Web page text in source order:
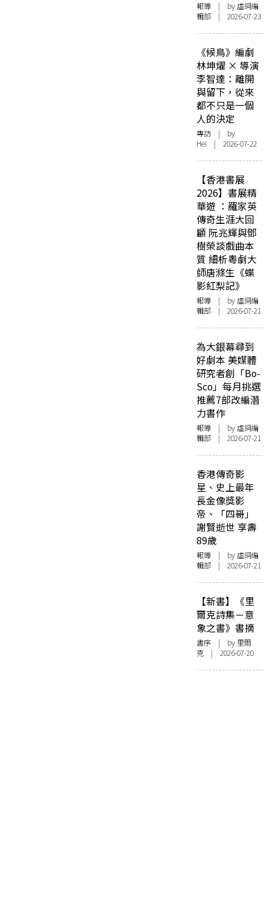
報導 | by 虛詞編
輯部 | 2026-07-23
《候鳥》編劇
林坤燿 × 導演
李智達：離開
與留下，從來
都不只是一個
人的決定
專訪 | by
Hei | 2026-07-22
【香港書展
2026】書展精
華遊 ：羅家英
傳奇生涯大回
顧 阮兆輝與鄧
樹榮談戲曲本
質 細析粵劇大
師唐滌生《蝶
影紅梨記》
報導 | by 虛詞編
輯部 | 2026-07-21
為大銀幕尋到
好劇本 美媒體
研究者創「Bo-
Sco」每月挑選
推薦7部改編潛
力書作
報導 | by 虛詞編
輯部 | 2026-07-21
香港傳奇影
星、史上最年
長金像獎影
帝、「四哥」
謝賢逝世 享壽
89歲
報導 | by 虛詞編
輯部 | 2026-07-21
【新書】《里
爾克詩集－意
象之書》書摘
書序 | by 里爾
克 | 2026-07-20